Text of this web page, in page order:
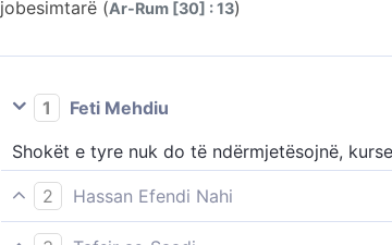
jobesimtarë (Ar-Rum [30] : 13)
1
Feti Mehdiu
Shokët e tyre nuk do të ndërmjetësojnë,
2
Hassan Efendi Nahi
Ata nuk do të kenë ndërmjetës nga idhujt e